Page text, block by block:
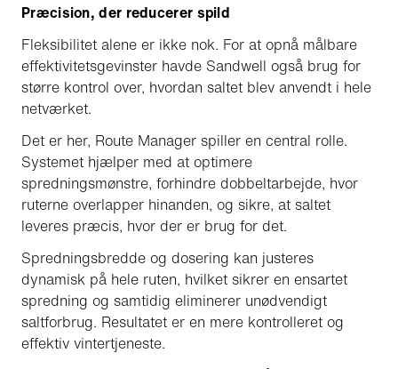
Præcision, der reducerer spild
Fleksibilitet alene er ikke nok. For at opnå målbare
effektivitetsgevinster havde Sandwell også brug for
større kontrol over, hvordan saltet blev anvendt i hele
netværket.
Det er her, Route Manager spiller en central rolle.
Systemet hjælper med at optimere
spredningsmønstre, forhindre dobbeltarbejde, hvor
ruterne overlapper hinanden, og sikre, at saltet
leveres præcis, hvor der er brug for det.
Spredningsbredde og dosering kan justeres
dynamisk på hele ruten, hvilket sikrer en ensartet
spredning og samtidig eliminerer unødvendigt
saltforbrug. Resultatet er en mere kontrolleret og
effektiv vintertjeneste.